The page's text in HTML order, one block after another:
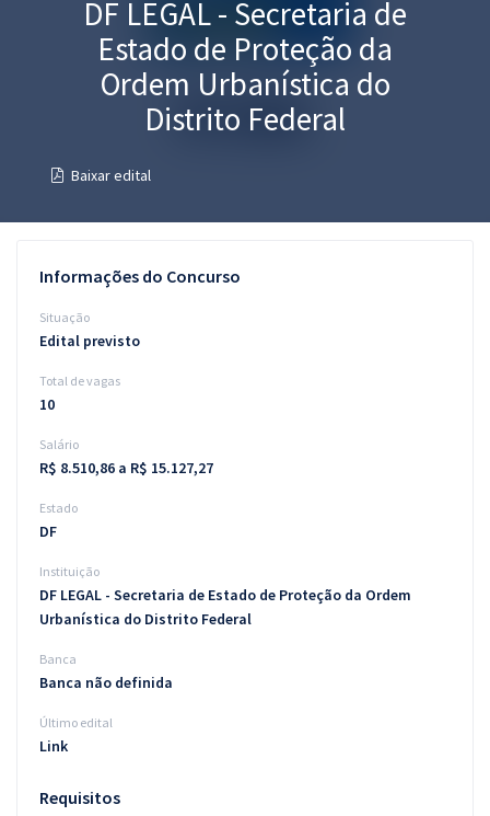
Graduação
Blog
Atendimento
DF LEGAL - Secretaria de
Estado de Proteção da
Ordem Urbanística do
Distrito Federal
Baixar edital
Informações do Concurso
Situação
Edital previsto
Total de vagas
10
Salário
R$ 8.510,86 a R$ 15.127,27
Estado
DF
Instituição
DF LEGAL - Secretaria de Estado de Proteção da Ordem
Urbanística do Distrito Federal
Banca
Banca não definida
Último edital
Link
Requisitos